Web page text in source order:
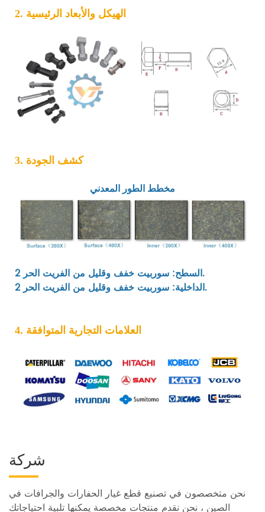
2. الهيكل والأبعاد الرئيسية
3. كشف الجودة
مخطط الطور المعدني
السطح: سوربيت خفف وقليل من الفريت الحر 2.
الداخلية: سوربيت خفف وقليل من الفريت الحر 2.
4. العلامات التجارية المتوافقة
شركة
نحن متخصصون في تصنيع قطع غيار الحفارات والجرافات في
الصين ، نحن نقدم منتجات مخصصة يمكنها تلبية احتياجاتك